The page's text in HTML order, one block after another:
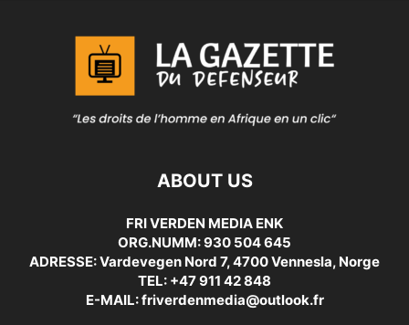
ABOUT US
FRI VERDEN MEDIA ENK
ORG.NUMM: 930 504 645
ADRESSE: Vardevegen Nord 7, 4700 Vennesla, Norge
TEL: +47 911 42 848
E-MAIL: friverdenmedia@outlook.fr